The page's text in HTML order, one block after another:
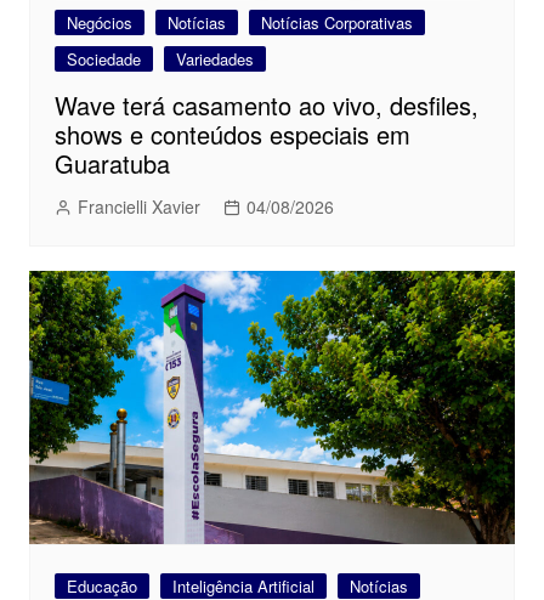
Negócios
Notícias
Notícias Corporativas
Sociedade
Variedades
Wave terá casamento ao vivo, desfiles,
shows e conteúdos especiais em
Guaratuba
Francielli Xavier 04/08/2026
Educação Inteligência Artificial
Notícias